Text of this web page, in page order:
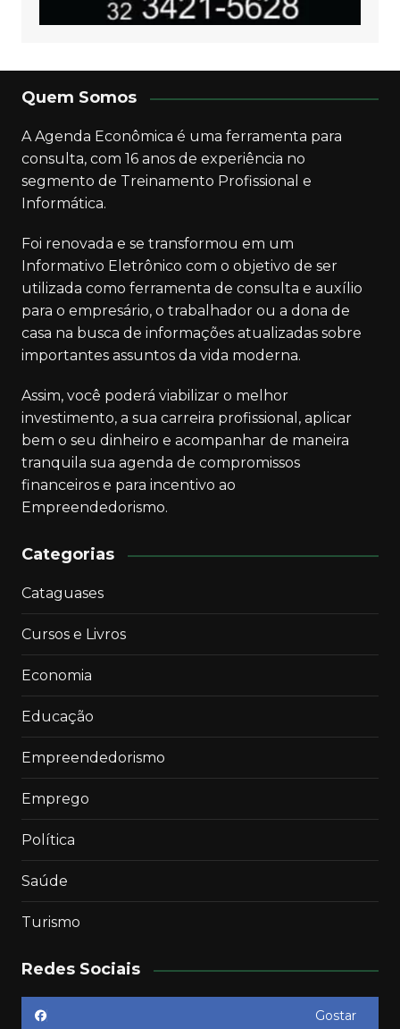
Quem Somos
A Agenda Econômica é uma ferramenta para
consulta, com 16 anos de experiência no
segmento de Treinamento Profissional e
Informática.
Foi renovada e se transformou em um
Informativo Eletrônico com o objetivo de ser
utilizada como ferramenta de consulta e auxílio
para o empresário, o trabalhador ou a dona de
casa na busca de informações atualizadas sobre
importantes assuntos da vida moderna.
Assim, você poderá viabilizar o melhor
investimento, a sua carreira profissional, aplicar
bem o seu dinheiro e acompanhar de maneira
tranquila sua agenda de compromissos
financeiros e para incentivo ao
Empreendedorismo.
Categorias
Cataguases
Cursos e Livros
Economia
Educação
Empreendedorismo
Emprego
Política
Saúde
Turismo
Redes Sociais
Gostar